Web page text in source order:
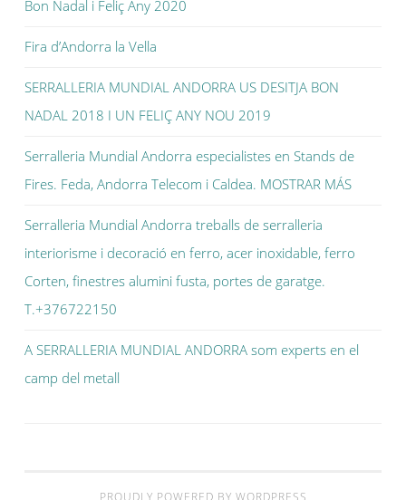
Bon Nadal i Feliç Any 2020
Fira d’Andorra la Vella
SERRALLERIA MUNDIAL ANDORRA US DESITJA BON
NADAL 2018 I UN FELIÇ ANY NOU 2019
Serralleria Mundial Andorra especialistes en Stands de
Fires. Feda, Andorra Telecom i Caldea. MOSTRAR MÁS
Serralleria Mundial Andorra treballs de serralleria
interiorisme i decoració en ferro, acer inoxidable, ferro
Corten, finestres alumini fusta, portes de garatge.
T.+376722150
A SERRALLERIA MUNDIAL ANDORRA som experts en el
camp del metall